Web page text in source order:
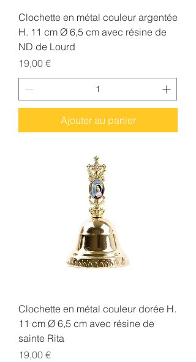
Clochette en métal couleur argentée
H. 11 cm Ø 6,5 cm avec résine de
ND de Lourd
Prix
19,00 €
Ajouter au panier
Clochette en métal couleur dorée H.
11 cm Ø 6,5 cm avec résine de
sainte Rita
Prix
19,00 €